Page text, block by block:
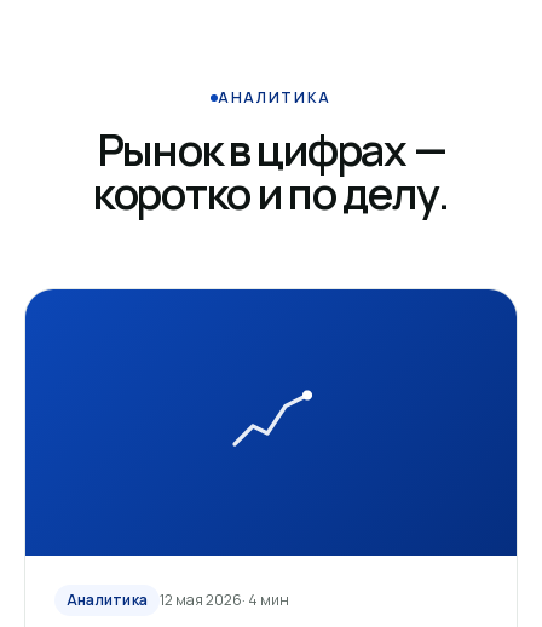
АНАЛИТИКА
Рынок в цифрах —
коротко и по делу.
Аналитика 12 мая 2026· 4 мин